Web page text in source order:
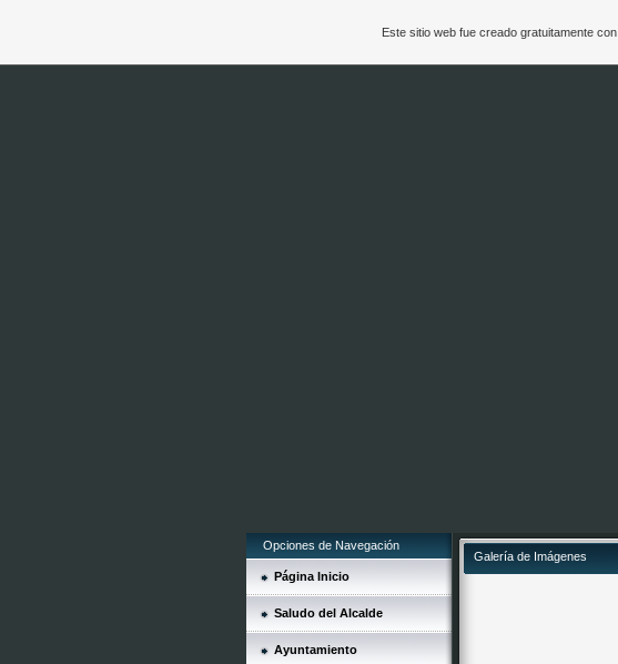
Opciones de Navegación
Página Inicio
Saludo del Alcalde
Ayuntamiento
Galería de Imágenes
Este sitio web fue creado gratuitamente con